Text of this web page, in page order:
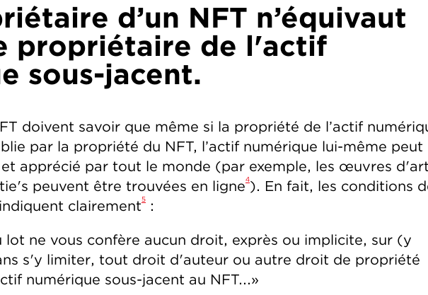
d’un NFT n’équivaut
propriétaire de l'actif
sous-jacent.
doivent savoir que même si la propriété de l’actif
par la propriété du NFT, l’actif numérique lui-même peut
apprécié par tout le monde (par exemple, les œuvres d'art
peuvent être trouvées en ligne4). En fait, les conditions
clairement5
:
lot ne vous confère aucun droit, exprès ou implicite, sur (y
s'y limiter, tout droit d'auteur ou autre droit de propriété
numérique sous-jacent au NFT...»